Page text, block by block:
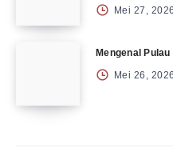
Mei 27, 2026
Mengenal
Mei 26, 2026